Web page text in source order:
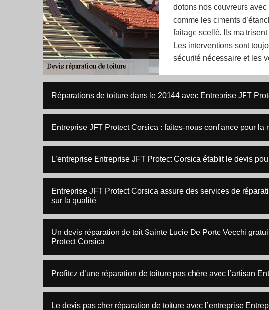
dotons nos couvreurs
comme les ciments
faitage scellé. Ils
Les interventions sont
sécurité nécessaire et les
Réparations de toiture dans le 20144 avec Entreprise JFT
Entreprise JFT Protect Corsica : faites-nous confiance pour la
L’entreprise Entreprise JFT Protect Corsica établit le devis
Entreprise JFT Protect Corsica assure des services de
sur la qualité
Un devis réparation de toit Sainte Lucie De Porto Vecchi
Protect Corsica
Profitez d’une réparation de toiture pas chère avec l’artisan
Le devis pas cher réparation de toiture avec l’entreprise